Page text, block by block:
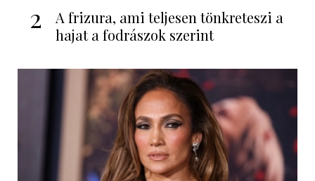
2
A frizura, ami teljesen tönkreteszi a
hajat a fodrászok szerint